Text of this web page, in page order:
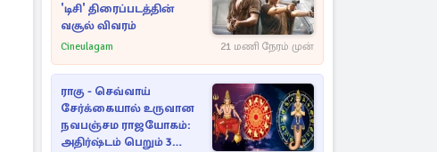
'டிசி' திரைப்படத்தின்
வசூல் விவரம்
Cineulagam 21 மணி நேரம் முன்
ராகு - செவ்வாய்
சேர்க்கையால் உருவான
நவபஞ்சம ராஜயோகம்:
அதிர்ஷ்டம் பெறும் 3